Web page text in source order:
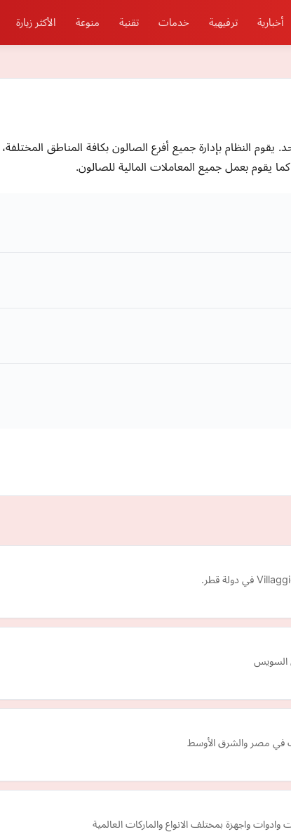
أخبارية ترفيهية خدمات تقنية منوعة الأكثر زيارة
النظام بإدارة جميع أفرع الصالون بكافة المناطق
يقوم بعمل جميع المعاملات المالية للصالون.
في مصر والشرق الأوسط
واجهزة بمختلف الانواع والماركات العالمية